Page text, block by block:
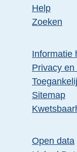
Help
Zoeken
Informatie
Privacy
Sitemap
E
t
e
Open data